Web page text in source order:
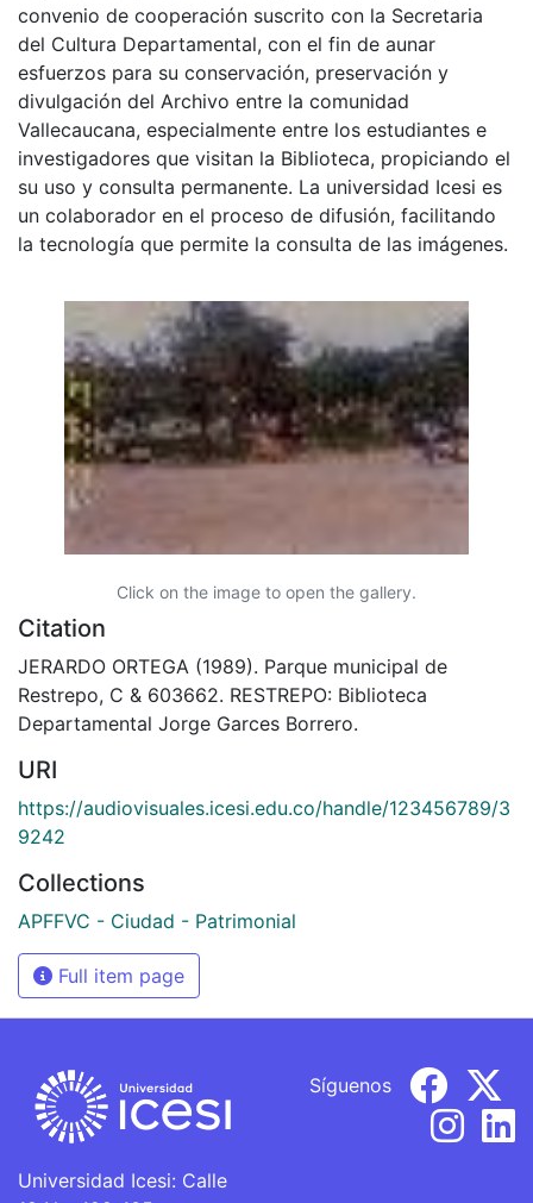
convenio de cooperación suscrito con la Secretaria
del Cultura Departamental, con el fin de aunar
esfuerzos para su conservación, preservación y
divulgación del Archivo entre la comunidad
Vallecaucana, especialmente entre los estudiantes e
investigadores que visitan la Biblioteca, propiciando el
su uso y consulta permanente. La universidad Icesi es
un colaborador en el proceso de difusión, facilitando
la tecnología que permite la consulta de las imágenes.
Click on the image to open the gallery.
Citation
JERARDO ORTEGA (1989). Parque municipal de
Restrepo, C & 603662. RESTREPO: Biblioteca
Departamental Jorge Garces Borrero.
URI
https://audiovisuales.icesi.edu.co/handle/123456789/3
9242
Collections
APFFVC - Ciudad - Patrimonial
Full item page
Universidad Icesi: Calle
Síguenos